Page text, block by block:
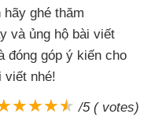
hãy ghé thăm
và ủng hộ bài viết
đóng góp ý kiến cho
viết nhé!
/5 ( votes)